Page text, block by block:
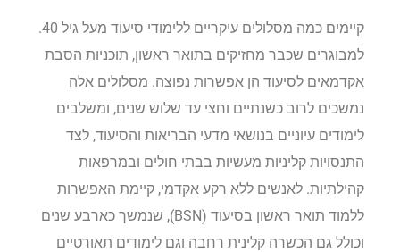
קיימים כמה מסלולים עיקריים ללימודי סיעוד מעל גיל 40.
למבוגרים שכבר מחזיקים בתואר ראשון, תוכניות הסבת
אקדמאים לסיעוד הן אפשרות נפוצה. מסלולים אלה
נמשכים לרוב כשנתיים וחצי עד שלוש שנים, ומשלבים
לימודים עיוניים בנושאי מדעי הבריאות והסיעוד, לצד
התנסויות קליניות מעשיות בבתי חולים ובמרפאות
קהילתיות. לאנשים ללא רקע אקדמי, קיימת האפשרות
ללמוד תואר ראשון בסיעוד (BSN), שנמשך כארבע שנים
וכולל גם הכשרה קלינית רחבה וגם לימודים תאורטיים